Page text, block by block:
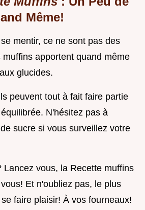
Même!
mentir, ce ne sont pas des
muffins apportent quand même
glucides.
peuvent tout à fait faire partie
N'hésitez pas à
sucre si vous surveillez votre
Lancez vous, la Recette muffins
Et n'oubliez pas, le plus
faire plaisir! À vos fourneaux!